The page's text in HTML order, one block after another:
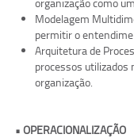
Modelagem
permitir o
Arquitetura de
processos utilizados
organização.
• OPERACIONALIZAÇÃO